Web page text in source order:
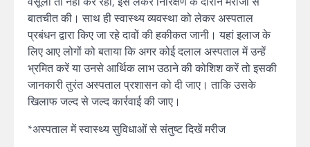
बातचीत की। साथ ही स्वास्थ्य व्यवस्था को लेकर अस्पताल
प्रबंधन द्वारा किए जा रहे दावों की हकीकत जानी। यहां इलाज के
लिए आए लोगों को बताया कि अगर कोई दलाल अस्पताल में उन्हें
भ्रमित करें या उनसे आर्थिक लाभ उठाने की कोशिश करें तो इसकी
जानकारी तुरंत अस्पताल प्रशासन को दी जाए। ताकि उसके
खिलाफ जल्द से जल्द कार्रवाई की जाए।
*अस्पताल में स्वास्थ्य सुविधाओं से संतुष्ट दिखें मरीज